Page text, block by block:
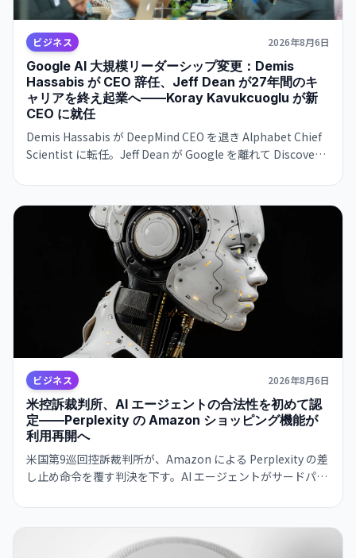
ビジネス 2026年8月6日
Google AI 大規模リーダーシップ変更：Demis
Hassabis が CEO 辞任、Jeff Dean が27年間のキ
ャリアを終え起業へ——Koray Kavukcuoglu が新
CEO に就任
Demis Hassabis が DeepMind CEO を退き Alphabet Chief
Scientist に転任。Jeff Dean が Google を離れて Discovery
人材の同時流出が進む。
ビジネス 2026年8月6日
米控訴裁判所、AI エージェントの合法性を初めて認
定——Perplexity の Amazon ショッピング機能が
利用再開へ
米国第9巡回控訴裁判所が、Amazon による Perplexity の差
し止め命令を覆す判決を下す。AI エージェントがサードパー
にした。これは AI エージェント産業全体に影響を与える先